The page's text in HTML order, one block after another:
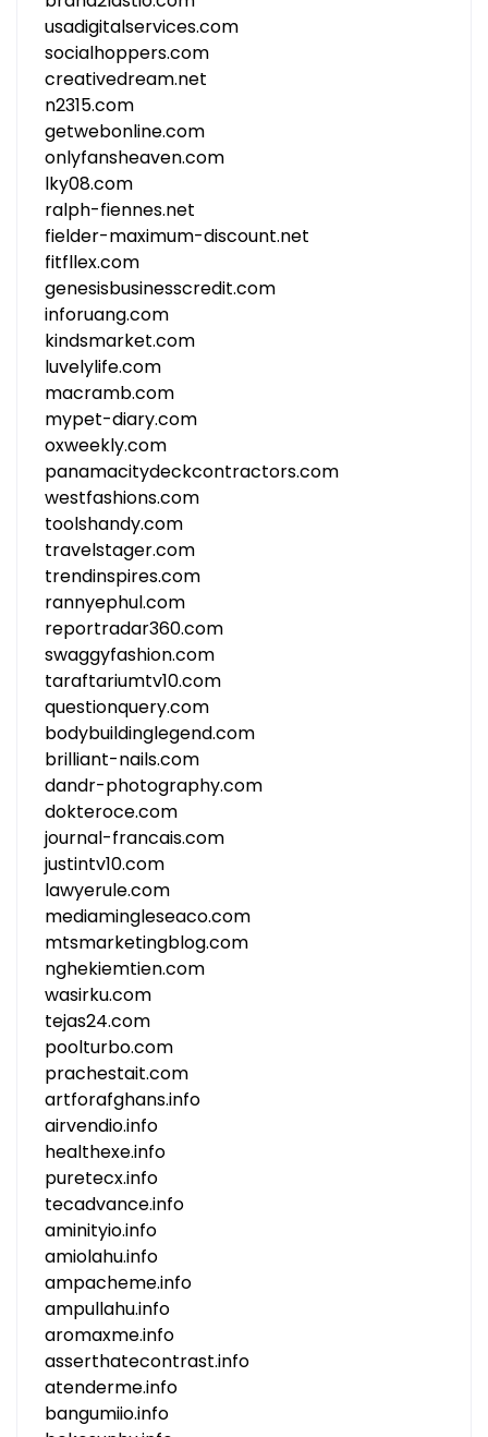
usadigitalservices.com
socialhoppers.com
creativedream.net
n2315.com
getwebonline.com
onlyfansheaven.com
lky08.com
ralph-fiennes.net
fielder-maximum-discount.net
fitfllex.com
genesisbusinesscredit.com
inforuang.com
kindsmarket.com
luvelylife.com
macramb.com
mypet-diary.com
oxweekly.com
panamacitydeckcontractors.com
westfashions.com
toolshandy.com
travelstager.com
trendinspires.com
rannyephul.com
reportradar360.com
swaggyfashion.com
taraftariumtv10.com
questionquery.com
bodybuildinglegend.com
brilliant-nails.com
dandr-photography.com
dokteroce.com
journal-francais.com
justintv10.com
lawyerule.com
mediamingleseaco.com
mtsmarketingblog.com
nghekiemtien.com
wasirku.com
tejas24.com
poolturbo.com
prachestait.com
artforafghans.info
airvendio.info
healthexe.info
puretecx.info
tecadvance.info
aminityio.info
amiolahu.info
ampacheme.info
ampullahu.info
aromaxme.info
asserthatecontrast.info
atenderme.info
bangumiio.info